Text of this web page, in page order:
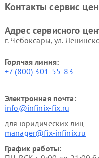
Контакты сервис
Адрес сервисного
г. Чебоксары, ул.
Горячая линия:
+7 (800) 301-55-83
Электронная почта:
info@infinix-fix.ru
для юридических лиц
manager@fix-infinix.ru
График работы: